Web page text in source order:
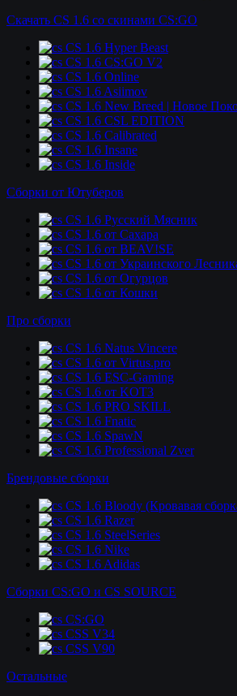
Скачать CS 1.6 со скинами CS:GO
CS 1.6 Hyper Beast
CS 1.6 CS:GO V2
CS 1.6 Online
CS 1.6 Asiimov
CS 1.6 New Breed | Новое
CS 1.6 CSL EDITION
CS 1.6 Calibrated
CS 1.6 Insane
CS 1.6 Inside
Сборки от Ютуберов
CS 1.6 Русский Мясник
CS 1.6 от Сахара
CS 1.6 от BEAV!SE
CS 1.6 от Украинского
CS 1.6 от Огурцов
CS 1.6 от Кошки
Про сборки
CS 1.6 Natus Vincere
CS 1.6 от Virtus.pro
CS 1.6 ESC-Gaming
CS 1.6 от KOT3
CS 1.6 PRO SKILL
CS 1.6 Fnatic
CS 1.6 SpawN
CS 1.6 Professional Zver
Брендовые сборки
CS 1.6 Bloody (Кровавая
CS 1.6 Razer
CS 1.6 SteelSeries
CS 1.6 Nike
CS 1.6 Adidas
Сборки CS:GO и CS SOURCE
CS:GO
CSS V34
CSS V90
Остальные